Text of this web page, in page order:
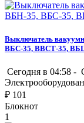
Выключатель
ВБС-35, ВВСТ-35,
Сегодня в 04:58 -
₽ 101
Блокнот
1